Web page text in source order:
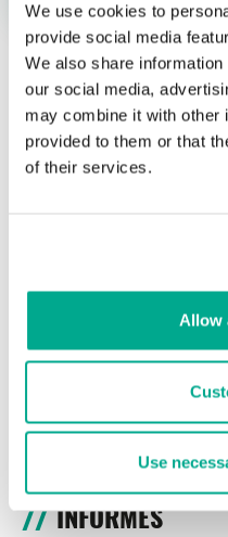
We use cookies to
provide social media
We also share
our social media,
may combine it with other
provided to them or that
of their services.
Allow
Use
ÚLTIMAS
la Copa Mundial de Fútbol
INFORMES